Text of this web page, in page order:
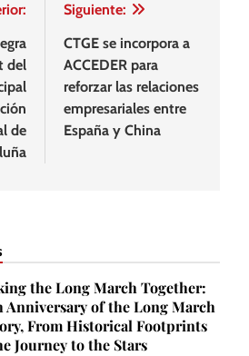
del
de
Siguiente:
CTGE se incorpora a
ACCEDER para
reforzar las relaciones
empresariales entre
España y China
the Long March Together:
Anniversary of the Long March
From Historical Footprints
Journey to the Stars